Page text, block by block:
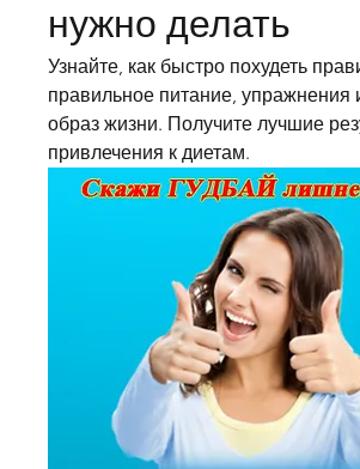
нужно делать
Узнайте, как быстро похудеть
правильное питание, упражнения
образ жизни. Получите лучшие
привлечения к диетам.